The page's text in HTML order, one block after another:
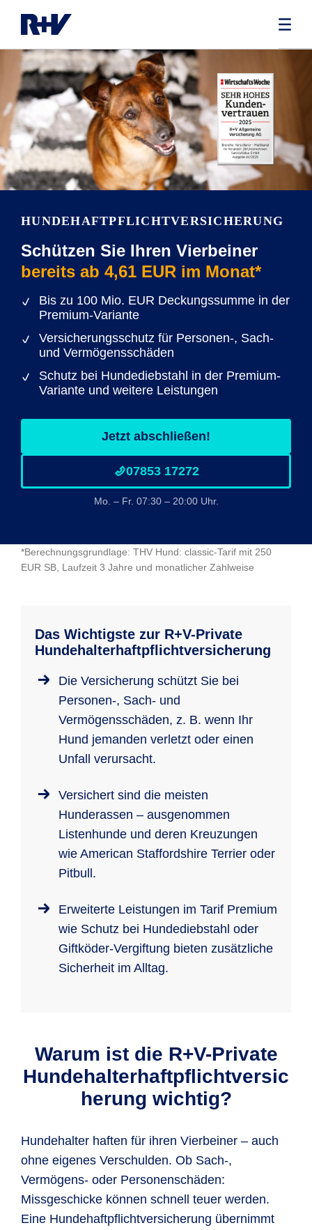
HUNDEHAFTPFLICHTVERSICHERUNG
Schützen Sie Ihren Vierbeiner
bereits ab 4,61 EUR im Monat*
Bis zu 100 Mio. EUR Deckungssumme in der
Premium-Variante
Versicherungsschutz für Personen-, Sach-
und Vermögensschäden
Schutz bei Hundediebstahl in der Premium-
Variante und weitere Leistungen
Jetzt abschließen!
07853 17272
Mo. – Fr. 07:30 – 20:00 Uhr.
*Berechnungsgrundlage: THV Hund: classic-Tarif mit 250
EUR SB, Laufzeit 3 Jahre und monatlicher Zahlweise
Das Wichtigste zur R+V-Private
Hundehalterhaftpflichtversicherung
Die Versicherung schützt Sie bei
Personen-, Sach- und
Vermögensschäden, z. B. wenn Ihr
Hund jemanden verletzt oder einen
Unfall verursacht.
Versichert sind die meisten
Hunderassen – ausgenommen
Listenhunde und deren Kreuzungen
wie American Staffordshire Terrier oder
Pitbull.
Erweiterte Leistungen im Tarif Premium
wie Schutz bei Hundediebstahl oder
Giftköder-Vergiftung bieten zusätzliche
Sicherheit im Alltag.
Warum ist die R+V-Private
Hundehalterhaftpflichtversic
herung wichtig?
Hundehalter haften für ihren Vierbeiner – auch
ohne eigenes Verschulden. Ob Sach-,
Vermögens- oder Personenschäden:
Missgeschicke können schnell teuer werden.
Eine Hundehaftpflichtversicherung übernimmt